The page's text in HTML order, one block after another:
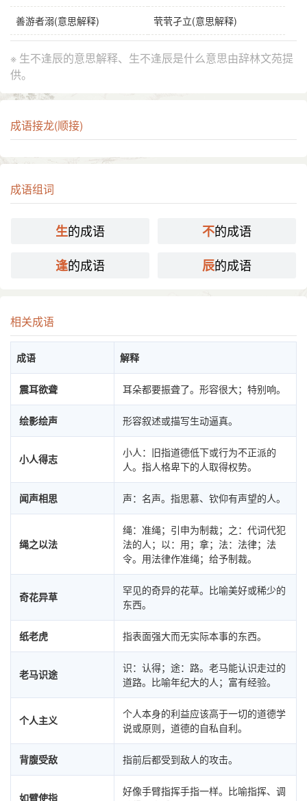
善游者溺(意思解释) 茕茕孑立(意思解释)
※ 生不逢辰的意思解释、生不逢辰是什么意思由辞林文苑提
供。
成语接龙(顺接)
成语组词
生的成语 不的成语
逢的成语 辰的成语
相关成语
成语 解释
震耳欲聋 耳朵都要振聋了。形容很大；特别响。
绘影绘声 形容叙述或描写生动逼真。
小人得志
小人：旧指道德低下或行为不正派的
人。指人格卑下的人取得权势。
闻声相思 声：名声。指思慕、钦仰有声望的人。
绳之以法
绳：准绳；引申为制裁；之：代词代犯
法的人；以：用；拿；法：法律；法
令。用法律作准绳；给予制裁。
奇花异草
罕见的奇异的花草。比喻美好或稀少的
东西。
纸老虎 指表面强大而无实际本事的东西。
老马识途
识：认得；途：路。老马能认识走过的
道路。比喻年纪大的人；富有经验。
个人主义
个人本身的利益应该高于一切的道德学
说或原则，道德的自私自利。
背腹受敌 指前后都受到敌人的攻击。
如臂使指
好像手臂指挥手指一样。比喻指挥、调